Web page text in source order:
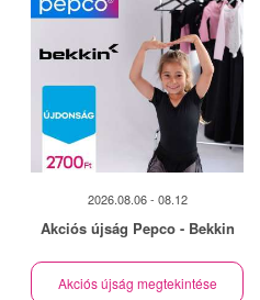
2026.08.06 - 08.12
Akciós újság Pepco - Bekkin
Akciós újság megtekintése